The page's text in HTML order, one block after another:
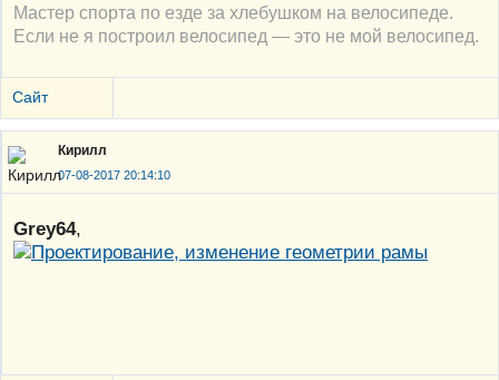
Мастер спорта по езде за хлебушком на велосипеде.
Если не я построил велосипед — это не мой велосипед.
Сайт
Кирилл
07-08-2017 20:14:10
Grey64,